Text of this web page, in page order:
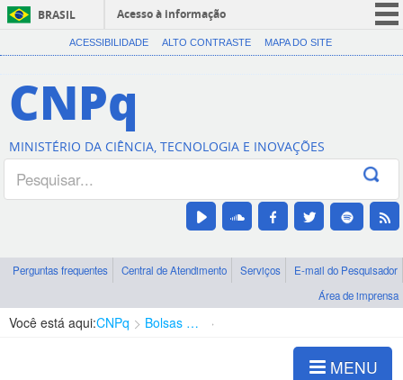
BRASIL
Acesso à informação
CORONAVÍRUS (COVID-19)
Canais
ACESSIBILIDADE ALTO CONTRASTE MAPA DO SITE
CNPq
MINISTÉRIO DA CIÊNCIA, TECNOLOGIA E INOVAÇÕES
Perguntas frequentes Central de Atendimento Serviços
E-mail do Pesquisador
Área de imprensa
Você está aqui:CNPq Bolsas e Auxílios Vigentes
MENU